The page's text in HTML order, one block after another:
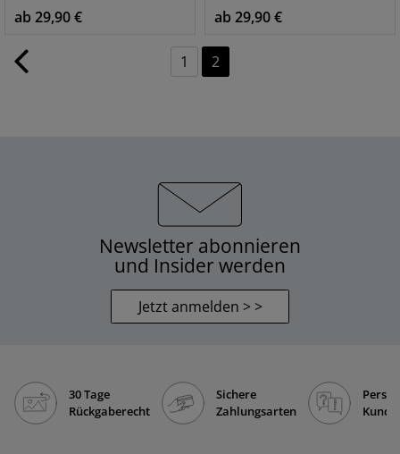
ab 29,90 €
ab 29,90 €
1 2
Newsletter abonnieren
und Insider werden
Jetzt anmelden > >
30 Tage
Rückgaberecht
Sichere
Zahlungsarten